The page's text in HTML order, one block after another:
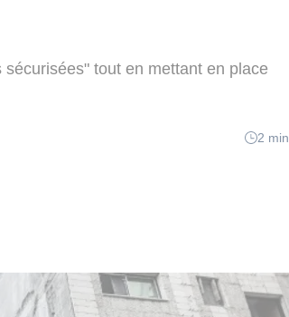
tout en mettant en place
2 min